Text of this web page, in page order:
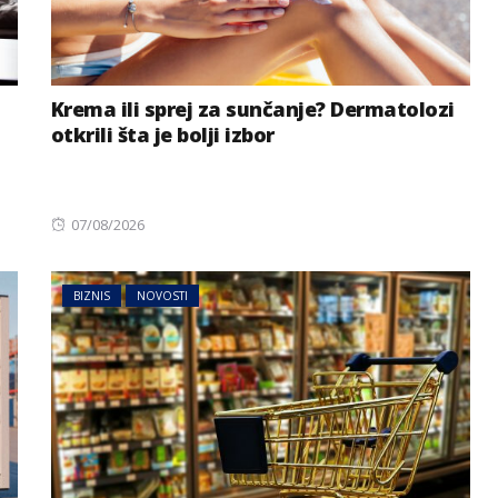
Krema ili sprej za sunčanje? Dermatolozi
otkrili šta je bolji izbor
Posted
07/08/2026
BIZNIS NOVOSTI
Tresli
predmeti
Haos na A3 u Njemačkoj:
Zatvaraju se trake i izlazi
ka Balkanu